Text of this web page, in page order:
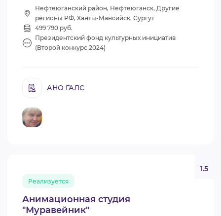
Нефтеюганский район, Нефтеюганск, Другие
регионы РФ, Ханты-Мансийск, Сургут
499 790 руб.
Президентский фонд культурных инициатив
(Второй конкурс 2024)
АНО ГАЛС
Анимационная студия
"Муравейник"
Реализуется
1.5